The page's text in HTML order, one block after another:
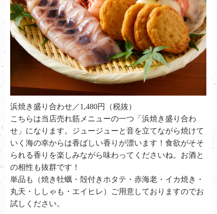
浜焼き盛り合わせ／1,480円（税抜）
こちらは当店売れ筋メニューの一つ「浜焼き盛り合わ
せ」になります。ジュージューと音を立てながら焼けて
いく海の幸からは香ばしい香りが漂います！食欲がそそ
られる香りを楽しみながら味わってくださいね。お酒と
の相性も抜群です！
単品も（焼き牡蠣・殻付きホタテ・赤海老・イカ焼き・
丸天・ししゃも・エイヒレ）ご用意しておりますのでお
試しください。